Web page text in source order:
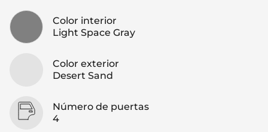
Color interior
Light Space Gray
Color exterior
Desert Sand
Número de puertas
4